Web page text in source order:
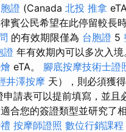
證 (Canada 北投 推拿
賓公民希望在此停留較長
的有效期限僅為 台胞證 5
證 年有效期內可以多次入境
eTA。 腳底按摩技術士證
井澤按摩 天），則必須獲
申請表可以提前填寫，並且
合您的簽證類型並研究了
按摩師證照 數位行銷課程